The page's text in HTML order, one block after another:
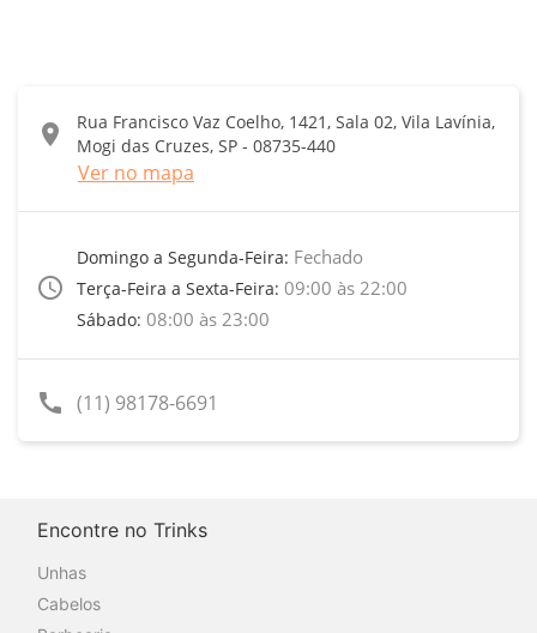
location_on
Rua Francisco Vaz Coelho, 1421, Sala 02, Vila Lavínia,
Mogi das Cruzes, SP - 08735-440
Ver no mapa
access_time
Domingo a Segunda-Feira: Fechado
Terça-Feira a Sexta-Feira: 09:00 às 22:00
Sábado: 08:00 às 23:00
call (11) 98178-6691
Encontre no Trinks
Unhas
Cabelos